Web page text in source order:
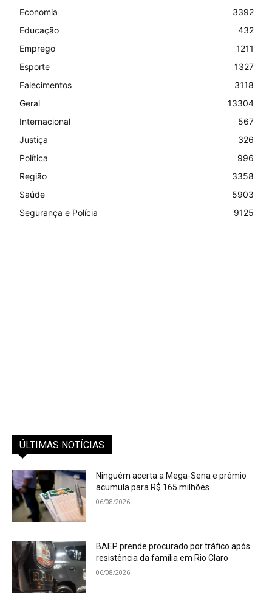
Economia
3392
Educação
432
Emprego
1211
Esporte
1327
Falecimentos
3118
Geral
13304
Internacional
567
Justiça
326
Política
996
Região
3358
Saúde
5903
Segurança e Polícia
9125
ÚLTIMAS NOTÍCIAS
Ninguém acerta a Mega-Sena e prêmio
acumula para R$ 165 milhões
06/08/2026
BAEP prende procurado por tráfico após
resistência da família em Rio Claro
06/08/2026